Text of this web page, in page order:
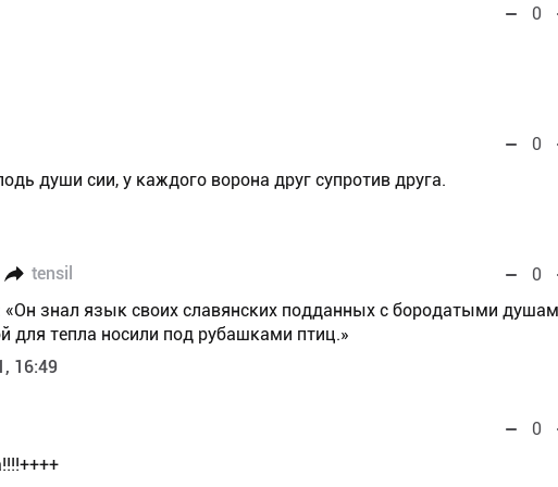
0
0
души сии, у каждого ворона друг супротив друга.
tensil
0
«Он знал язык своих славянских подданных с бородатыми
для тепла носили под рубашками птиц.»
16:49
0